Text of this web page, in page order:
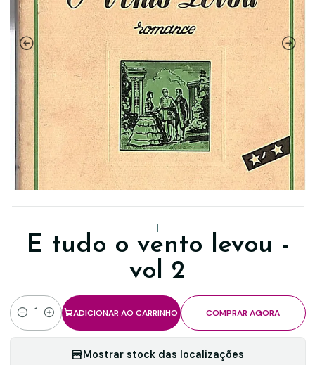
|
E tudo o vento levou -
vol 2
Quantidade
ADICIONAR AO CARRINHO COMPRAR AGORA
Mostrar stock das localizações